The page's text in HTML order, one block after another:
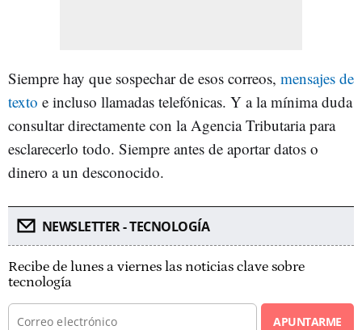
Siempre hay que sospechar de esos correos, mensajes de
texto e incluso llamadas telefónicas. Y a la mínima duda
consultar directamente con la Agencia Tributaria para
esclarecerlo todo. Siempre antes de aportar datos o
dinero a un desconocido.
NEWSLETTER - TECNOLOGÍA
Recibe de lunes a viernes las noticias clave sobre
tecnología
APUNTARME